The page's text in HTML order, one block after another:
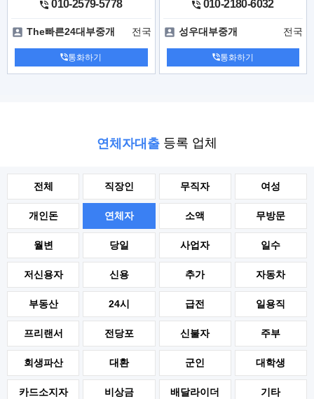
010-2579-5778
The빠른24대부중개 전국
통화하기
010-2180-6032
성우대부중개 전국
통화하기
연체자대출 등록 업체
전체 직장인 무직자 여성
개인돈 연체자 소액 무방문
월변 당일 사업자 일수
저신용자 신용 추가 자동차
부동산 24시 급전 일용직
프리랜서 전당포 신불자 주부
회생파산 대환 군인 대학생
카드소지자 비상금 배달라이더 기타